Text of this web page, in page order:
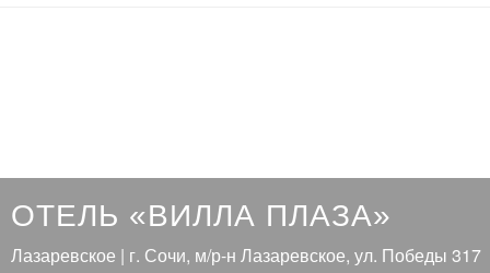
ОТЕЛЬ «ВИЛЛА ПЛАЗА»
Лазаревское | г. Сочи, м/р-н Лазаревское, ул. Победы 317